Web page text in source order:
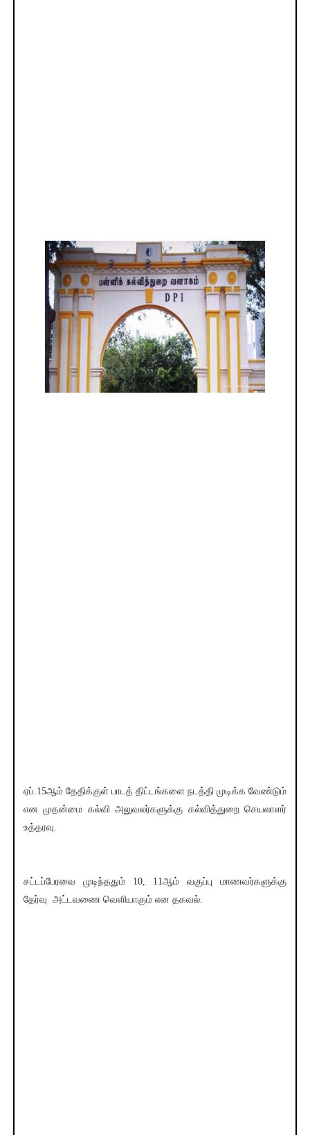
ஏப்.15ஆம் தேதிக்குள் பாடத் திட்டங்களை நடத்தி முடிக்க வேண்டும்
என முதன்மை கல்வி அலுவலர்களுக்கு கல்வித்துறை செயலாளர்
உத்தரவு.
சட்டப்பேரவை முடிந்ததும் 10, 11ஆம் வகுப்பு மாணவர்களுக்கு
தேர்வு அட்டவணை வெளியாகும் என தகவல்.